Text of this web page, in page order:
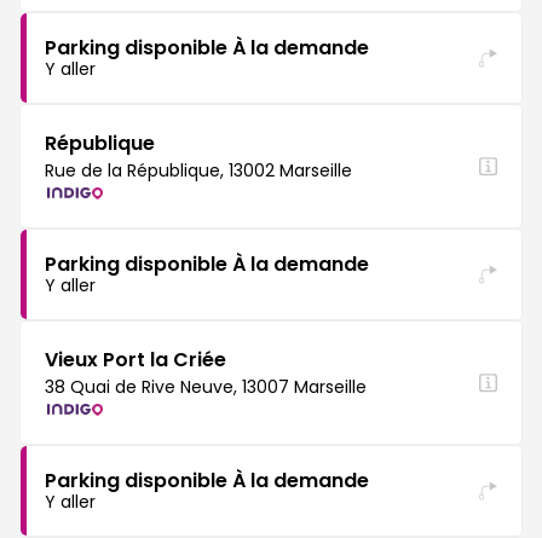
Parking disponible À la demande
Y aller
République
Rue de la République, 13002 Marseille
Parking disponible À la demande
Y aller
Vieux Port la Criée
38 Quai de Rive Neuve, 13007 Marseille
Parking disponible À la demande
Y aller